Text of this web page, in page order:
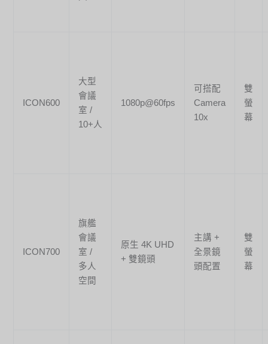
ICON600
大型
會議
室 /
10+人
1080p@60fps
可搭配
Camera
10x
雙
螢
幕
ICON700
旗艦
會議
室 /
多人
空間
原生 4K UHD
+ 雙鏡頭
主講 +
全景鏡
頭配置
雙
螢
幕